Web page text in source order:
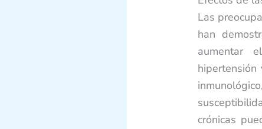
Las
han
aumentar
crónicas